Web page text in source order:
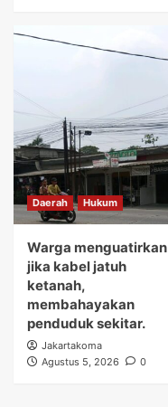
Daerah Hukum
Warga menguatirkan
jika kabel jatuh
ketanah,
membahayakan
penduduk sekitar.
Jakartakoma
Agustus 5, 2026
0